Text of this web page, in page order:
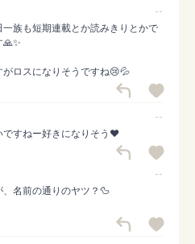
--
族も短期連載とか読みきりとかで
がロスになりそうですね😢💦
--
ですねー好きになりそう♥
--
、名前の通りのヤツ？🦆